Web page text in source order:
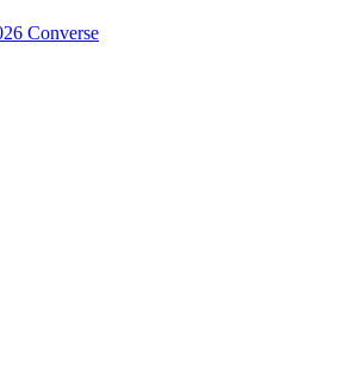
Converse